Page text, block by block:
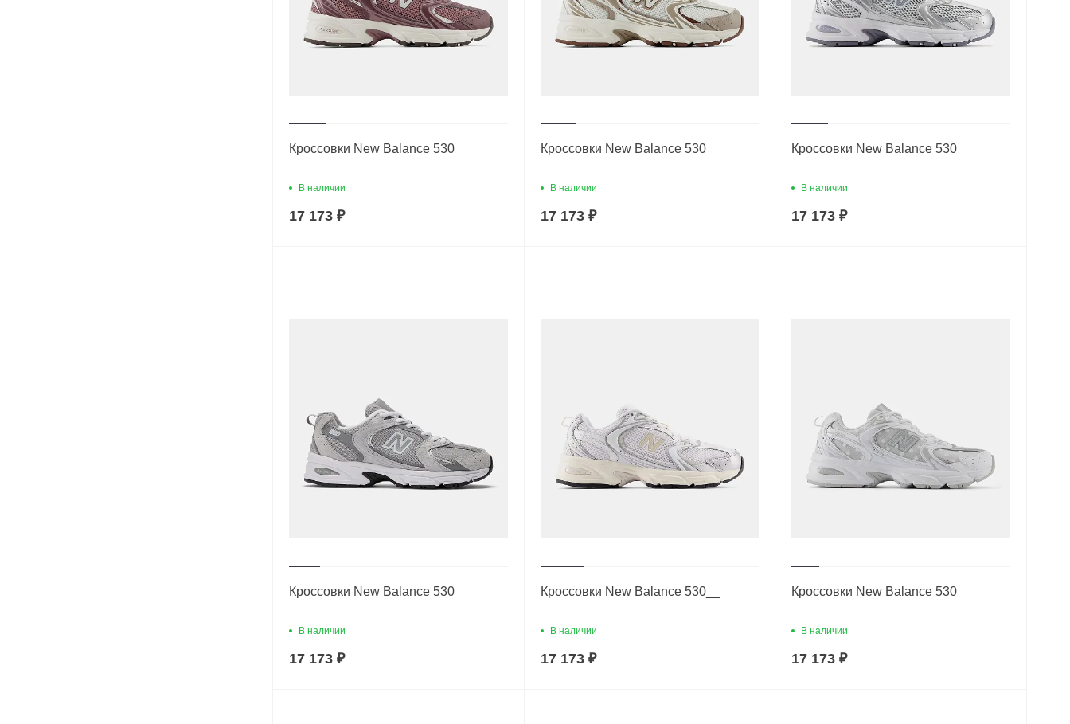
Кроссовки New Balance 530
В наличии
17 173 ₽
Кроссовки New Balance 530
В наличии
17 173 ₽
Кроссовки New Balance 530
В наличии
17 173 ₽
Кроссовки New Balance 530
В наличии
17 173 ₽
Кроссовки New Balance 530__
В наличии
17 173 ₽
Кроссовки New Balance 530
В наличии
17 173 ₽